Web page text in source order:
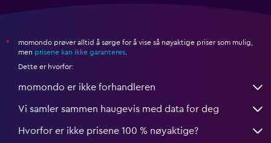
*
momondo prøver alltid å sørge for å vise så nøyaktige priser som mulig,
men prisene kan ikke garanteres
Dette er hvorfor:
momondo er ikke forhandleren
Vi samler sammen haugevis med data for deg
Hvorfor er ikke prisene 100 % nøyaktige?